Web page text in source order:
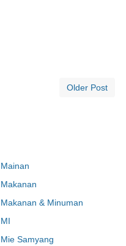
Older Post
Mainan
Makanan
Makanan & Minuman
MI
Mie Samyang